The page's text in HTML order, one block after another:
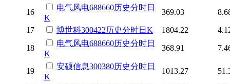
16
电气风电688660历史分时日
K
369.03
17 博世科300422历史分时日K 1804.22
18
电气风电688660历史分时日
K
368.91
19
安硕信息300380历史分时日
K
1013.27